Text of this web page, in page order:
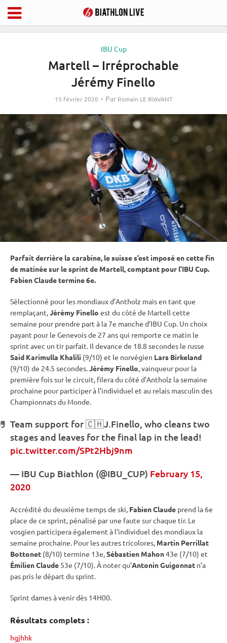
IBU Cup
Martell – Irréprochable
Jérémy Finello
15 février 2020 Par Romain LE BIAVANT
Parfait derrière la carabine, le suisse s’est imposé en cette fin
de matinée sur lesprintde Martell, comptant pour l’IBU Cup.
Fabien Claude termine 6e.
Sélectionné pour les mondiaux d’Antholz mais en tant que
remplaçant,Jérémy Finello est du côté de Martell cette
semaine pour prendre part à la 7e manche d’IBU Cup. Un choix
payant pour le Genevois de 27 ans qui remporte ce matin le
sprint avec un tir parfait. Il devance de 18.8 secondes le russe
Said Karimulla Khalili (9/10) et le norvégien Lars Birkeland
(9/10) de 24.5 secondes.Jérémy Finello, vainqueur pour la
première fois sur le circuit, filera du côté d’Antholz la semaine
prochaine pour participer à l’individuel et au relais masculin des
Championnats du Monde.
Team support for 🇨🇭J.Finello, who cleans two
stages and leaves for the final lap in the lead!
pic.twitter.com/SPt2Hbj9nm
— IBU Cup Biathlon (@IBU_CUP) February 15,
2020
Accrédité du deuxième temps de ski, Fabien Claude prend la 6e
place de ce sprint, pénalisé par une faute sur chaque tir. Le
vosgien participera également à l’individuel des mondiaux la
semaine prochaine. Pour les autres tricolores, Martin Perrillat
Bottonet (8/10) termine 13e,Sébastien Mahon43e (7/10) et
Émilien Claude 53e (7/10). À noter qu’Antonin Guigonnat n’a
pas pris le départ du sprint.
Sprint dames à venir dès 14H00.
Résultats complets :
hgjhhk